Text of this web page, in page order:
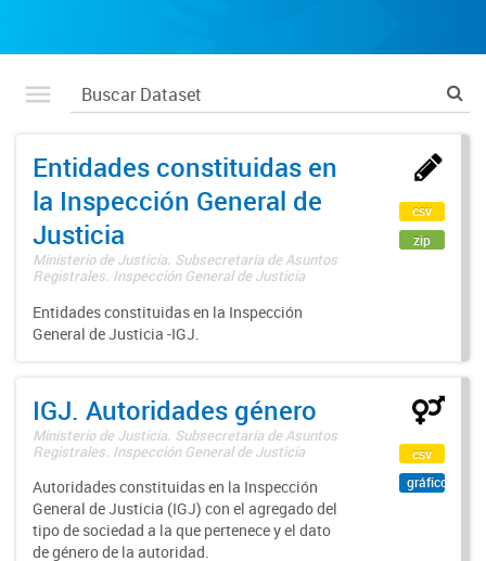
Entidades constituidas en
la Inspección General de
Justicia
Ministerio de Justicia. Subsecretaría de Asuntos
Registrales. Inspección General de Justicia
Entidades constituidas en la Inspección
General de Justicia -IGJ.
csv
zip
IGJ. Autoridades género
Ministerio de Justicia. Subsecretaría de Asuntos
Registrales. Inspección General de Justicia
Autoridades constituidas en la Inspección
General de Justicia (IGJ) con el agregado del
tipo de sociedad a la que pertenece y el dato
de género de la autoridad.
csv
gráfico